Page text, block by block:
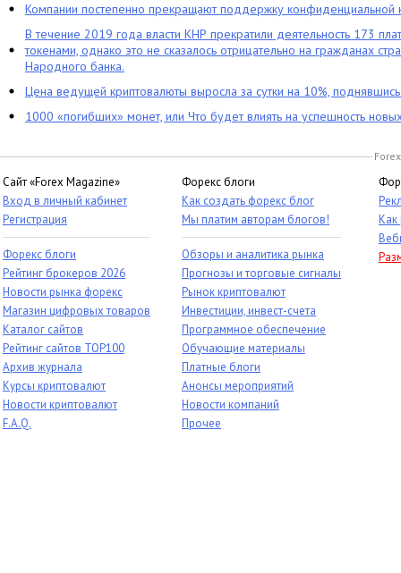
Компании постепенно прекращают поддержку конфиденциальной
В течение 2019 года власти КНР прекратили деятельность 173
токенами, однако это не сказалось отрицательно на гражданах
Народного банка.
Цена ведущей криптовалюты выросла за сутки на 10%,
1000 «погибших» монет, или Что будет влиять на успешность
Сайт «Forex Magazine»
Вход в личный кабинет
Регистрация
Форекс блоги
Рейтинг брокеров 2026
Новости рынка форекс
Магазин цифровых товаров
Каталог сайтов
Рейтинг сайтов TOP100
Архив журнала
Курсы криптовалют
Новости криптовалют
F.A.Q.
Форекс блоги
Как создать форекс блог
Мы платим авторам блогов!
Обзоры и аналитика рынка
Прогнозы и торговые сигналы
Рынок криптовалют
Инвестиции, инвест-счета
Программное обеспечение
Обучающие материалы
Платные блоги
Анонсы мероприятий
Новости компаний
Прочее
Как